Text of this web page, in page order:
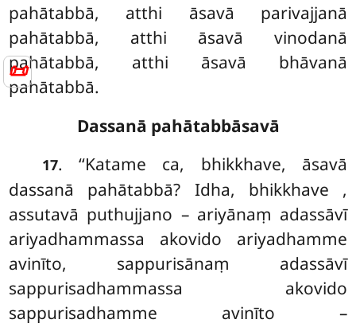
📜
pahātabbā, atthi āsavā parivajjanā
pahātabbā, atthi āsavā vinodanā
pahātabbā, atthi āsavā bhāvanā
pahātabbā.
Dassanā pahātabbāsavā
17. ‘‘Katame ca, bhikkhave, āsavā
dassanā pahātabbā? Idha, bhikkhave ,
assutavā puthujjano – ariyānaṃ adassāvī
ariyadhammassa akovido ariyadhamme
avinīto, sappurisānaṃ adassāvī
sappurisadhammassa akovido
sappurisadhamme avinīto –